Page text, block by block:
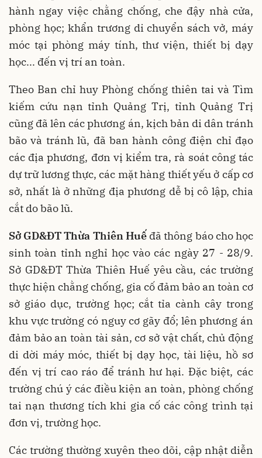
hành ngay việc chằng chống, che đậy nhà cửa,
phòng học; khẩn trương di chuyển sách vở, máy
móc tại phòng máy tính, thư viện, thiết bị dạy
học... đến vị trí an toàn.
Theo Ban chỉ huy Phòng chống thiên tai và Tìm
kiếm cứu nạn tỉnh Quảng Trị, tỉnh Quảng Trị
cũng đã lên các phương án, kịch bản di dân tránh
bão và tránh lũ, đã ban hành công điện chỉ đạo
các địa phương, đơn vị kiểm tra, rà soát công tác
dự trữ lương thực, các mặt hàng thiết yếu ở cấp cơ
sở, nhất là ở những địa phương dễ bị cô lập, chia
cắt do bão lũ.
Sở GD&ĐT Thừa Thiên Huếđã thông báo cho học
sinh toàn tỉnh nghỉ học vào các ngày 27 - 28/9.
Sở GD&ĐT Thừa Thiên Huế yêu cầu, các trường
thực hiện chằng chống, gia cố đảm bảo an toàn cơ
sở giáo dục, trường học; cắt tỉa cành cây trong
khu vực trường có nguy cơ gãy đổ; lên phương án
đảm bảo an toàn tài sản, cơ sở vật chất, chủ động
di dời máy móc, thiết bị dạy học, tài liệu, hồ sơ
đến vị trí cao ráo để tránh hư hại. Đặc biệt, các
trường chú ý các điều kiện an toàn, phòng chống
tai nạn thương tích khi gia cố các công trình tại
đơn vị, trường học.
Các trường thường xuyên theo dõi, cập nhật diễn